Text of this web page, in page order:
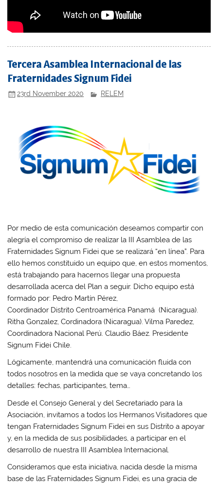
Tercera Asamblea Internacional de las
Fraternidades Signum Fidei
23rd November 2020 RELEM
Por medio de esta comunicación deseamos compartir con
alegría el compromiso de realizar la III Asamblea de las
Fraternidades Signum Fidei que se realizará “en línea”. Para
ello hemos constituido un equipo que, en estos momentos,
está trabajando para hacernos llegar una propuesta
desarrollada acerca del Plan a seguir. Dicho equipo está
formado por: Pedro Martín Pérez,
Coordinador Distrito Centroamérica Panamá (Nicaragua).
Ritha Gonzalez, Cordinadora (Nicaragua). Vilma Paredez,
Coordinadora Nacional Perú. Claudio Báez. Presidente
Signum Fidei Chile.
Lógicamente, mantendrá una comunicación fluida con
todos nosotros en la medida que se vaya concretando los
detalles: fechas, participantes, tema…
Desde el Consejo General y del Secretariado para la
Asociación, invitamos a todos los Hermanos Visitadores que
tengan Fraternidades Signum Fidei en sus Distrito a apoyar
y, en la medida de sus posibilidades, a participar en el
desarrollo de nuestra III Asamblea Internacional.
Consideramos que esta iniciativa, nacida desde la misma
base de las Fraternidades Signum Fidei, es una gracia de